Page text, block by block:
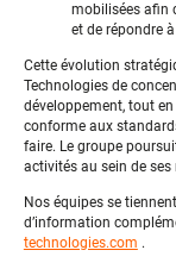
mobilisées afin
et de répondre
Cette évolution
Technologies de
développement, tout
conforme aux
faire. Le groupe
activités au sein de ses
Nos équipes se
d’information
technologies.com .